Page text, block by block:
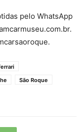
pelo WhatsApp
São Roque